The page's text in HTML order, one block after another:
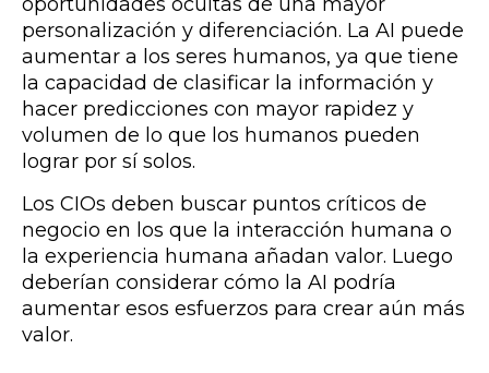
personalización y diferenciación. La AI puede
aumentar a los seres humanos, ya que tiene
la capacidad de clasificar la información y
hacer predicciones con mayor rapidez y
volumen de lo que los humanos pueden
lograr por sí solos.
Los CIOs deben buscar puntos críticos de
negocio en los que la interacción humana o
la experiencia humana añadan valor. Luego
deberían considerar cómo la AI podría
aumentar esos esfuerzos para crear aún más
valor.